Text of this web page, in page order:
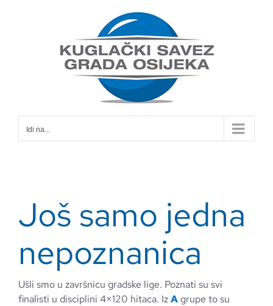
Idi na...
Još samo jedna
nepoznanica
Ušli smo u završnicu gradske lige. Poznati su svi
finalisti u disciplini 4×120 hitaca. IzAgrupe to su